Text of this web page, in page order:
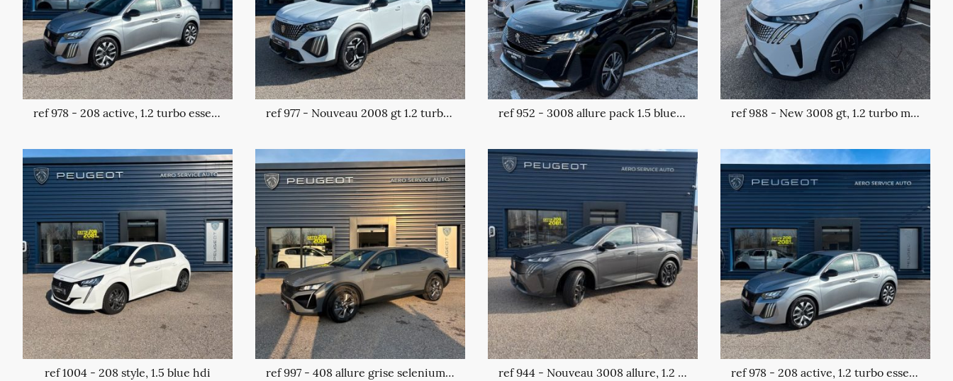
ref 978 - 208 active, 1.2 turbo essence ref 977 - Nouveau 2008 gt 1.2 turbo mhev ref 952 - 3008 allure pack 1.5 blue hdi ref 988 - New 3008 gt, 1.2 turbo mhev
ref 1004 - 208 style, 1.5 blue hdi ref 997 - 408 allure grise selenium, 1.2 turbo mhev ref 944 - Nouveau 3008 allure, 1.2 mhev turbo ref 978 - 208 active, 1.2 turbo essence